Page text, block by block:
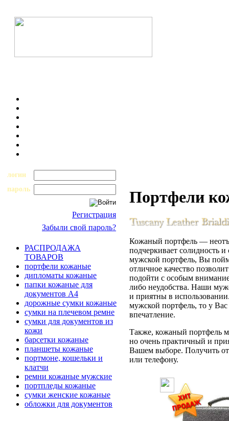
логин
пароль
Регистрация
Забыли свой пароль?
РАСПРОДАЖА
ТОВАРОВ
портфели кожаные
дипломаты кожаные
папки кожаные для
документов А4
дорожные сумки кожаные
сумки на плечевом ремне
сумки для документов из
кожи
барсетки кожаные
планшеты кожаные
портмоне, кошельки и
клатчи
ремни кожаные мужские
портпледы кожаные
сумки женские кожаные
обложки для документов
Портфели
Кожаный портфель —
подчеркивает солидность
мужской портфель, Вы
отличное качество
подойти с особым
либо неудобства. Наши
и приятны в
мужской портфель, то у Вас
впечатление.
Также, кожаный портфель
но очень практичный и
Вашем выборе. Получить
или телефону.